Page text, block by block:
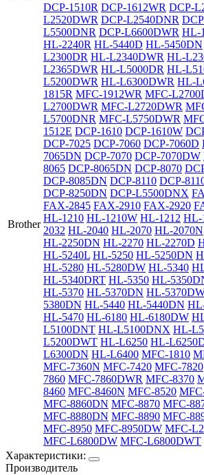
Brother
DCP-1510R DCP-1612WR DCP-
L2520DWR DCP-L2540DNR
L5500DNR DCP-L6600DWR HL-
HL-2240R HL-5440D HL-5450DN
L2300DR HL-L2340DWR HL-
L2365DWR HL-L5000DR HL-
L5200DWR HL-L6300DWR HL-
1815R MFC-1912WR MFC-
L2700DWR MFC-L2720DWR
L5700DNR MFC-L5750DWR
1512E DCP-1610 DCP-1610W
DCP-7025 DCP-7060 DCP-7060D
7065DN DCP-7070 DCP-7070DW
8065 DCP-8065DN DCP-8070
DCP-8085DN DCP-8110 DCP-
DCP-8250DN DCP-L5500DNX
FAX-2845 FAX-2910 FAX-2920
HL-1210 HL-1210W HL-1212 HL-
2032 HL-2040 HL-2070 HL-2070N
HL-2250DN HL-2270 HL-2270D
HL-5240L HL-5250 HL-5250DN
HL-5280 HL-5280DW HL-5340
HL-5340DRT HL-5350 HL-
HL-5370 HL-5370DN HL-
5380DN HL-5440 HL-5440DN
HL-5470 HL-6180 HL-6180DW
L5100DNT HL-L5100DNX HL-
L5200DWT HL-L6250 HL-
L6300DN HL-L6400 MFC-1810
MFC-7360N MFC-7420 MFC-7820
7860 MFC-7860DWR MFC-8370
8460 MFC-8460N MFC-8520
MFC-8860DN MFC-8870 MFC-
MFC-8880DN MFC-8890 MFC-
MFC-8950 MFC-8950DW MFC-
MFC-L6800DW MFC-L6800DWT
Характеристики:
Производитель